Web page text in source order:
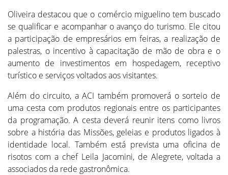
Oliveira destacou que o comércio miguelino tem buscado
se qualificar e acompanhar o avanço do turismo. Ele citou
a participação de empresários em feiras, a realização de
palestras, o incentivo à capacitação de mão de obra e o
aumento de investimentos em hospedagem, receptivo
turístico e serviços voltados aos visitantes.
Além do circuito, a ACI também promoverá o sorteio de
uma cesta com produtos regionais entre os participantes
da programação. A cesta deverá reunir itens como livros
sobre a história das Missões, geleias e produtos ligados à
identidade local. Também está prevista uma oficina de
risotos com a chef Leila Jacomini, de Alegrete, voltada a
associados da rede gastronômica.